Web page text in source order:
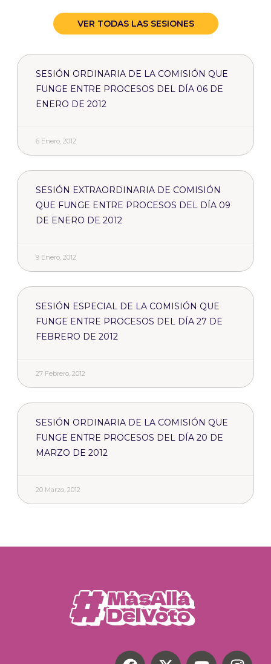
VER TODAS LAS SESIONES
SESIÓN ORDINARIA DE LA COMISIÓN QUE
FUNGE ENTRE PROCESOS DEL DÍA 06 DE
ENERO DE 2012
6 Enero, 2012
SESIÓN EXTRAORDINARIA DE COMISIÓN
QUE FUNGE ENTRE PROCESOS DEL DÍA 09
DE ENERO DE 2012
9 Enero, 2012
SESIÓN ESPECIAL DE LA COMISIÓN QUE
FUNGE ENTRE PROCESOS DEL DÍA 27 DE
FEBRERO DE 2012
27 Febrero, 2012
SESIÓN ORDINARIA DE LA COMISIÓN QUE
FUNGE ENTRE PROCESOS DEL DÍA 20 DE
MARZO DE 2012
20 Marzo, 2012